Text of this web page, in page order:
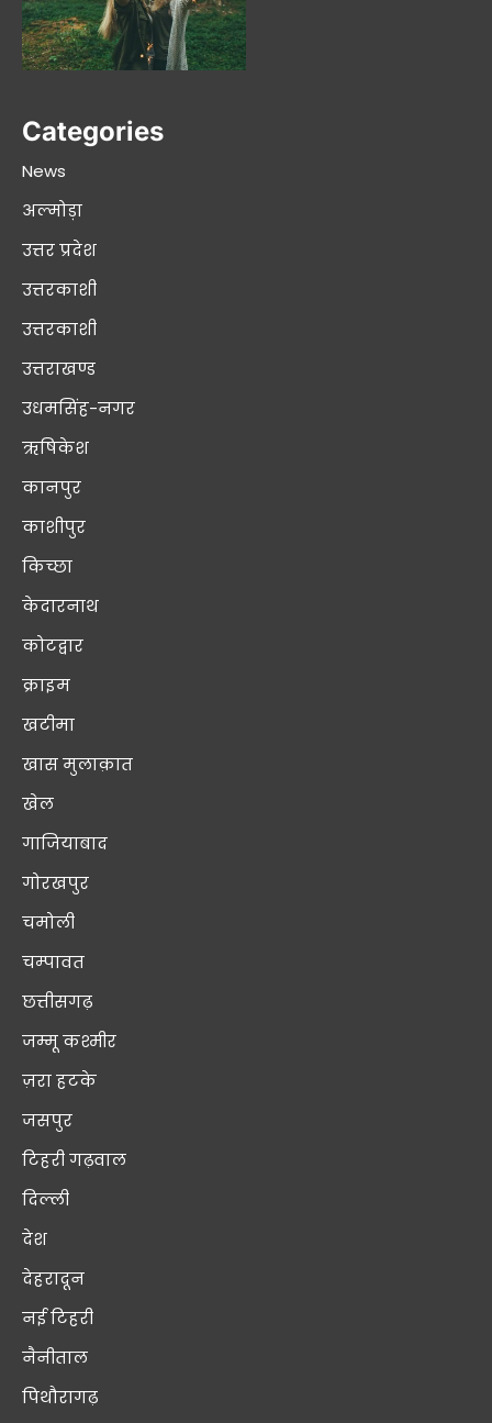
Categories
News
अल्मोड़ा
उत्तर प्रदेश
उत्तरकाशी
उत्तरकाशी
उत्तराखण्ड
उधमसिंह-नगर
ऋषिकेश
कानपुर
काशीपुर
किच्छा
केदारनाथ
कोटद्वार
क्राइम
खटीमा
खास मुलाक़ात
खेल
गाजियाबाद
गोरखपुर
चमोली
चम्पावत
छत्तीसगढ़
जम्मू कश्मीर
ज़रा हटके
जसपुर
टिहरी गढ़वाल
दिल्ली
देश
देहरादून
नई टिहरी
नैनीताल
पिथौरागढ़